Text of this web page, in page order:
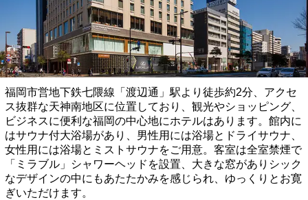
福岡市営地下鉄七隈線「渡辺通」駅より徒歩約2分、アクセ
ス抜群な天神南地区に位置しており、観光やショッピング、
ビジネスに便利な福岡の中心地にホテルはあります。館内に
はサウナ付大浴場があり、男性用には浴場とドライサウナ、
女性用には浴場とミストサウナをご用意。客室は全室禁煙で
「ミラブル」シャワーヘッドを設置、大きな窓がありシック
なデザインの中にもあたたかみを感じられ、ゆっくりとお寛
ぎいただけます。